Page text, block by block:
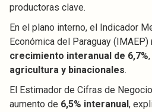
productoras clave.
En el plano interno, el Indicador
Económica del Paraguay
crecimiento interanual de 6,7%
agricultura y binacionales.
El Estimador de Cifras de
aumento de 6,5% interanual ,